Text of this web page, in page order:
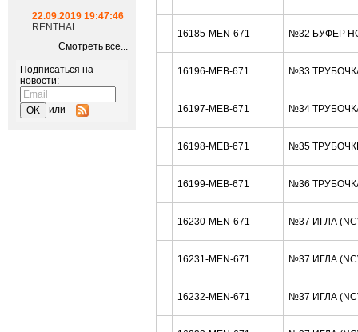
22.09.2019 19:47:46
RENTHAL
Смотреть все...
Подписаться на
новости:
или
16185-MEN-671 №32 БУФЕР
16196-MEB-671 №33
16197-MEB-671 №34
16198-MEB-671 №35
16199-MEB-671 №36
16230-MEN-671 №37 ИГЛА
16231-MEN-671 №37 ИГЛА
16232-MEN-671 №37 ИГЛА